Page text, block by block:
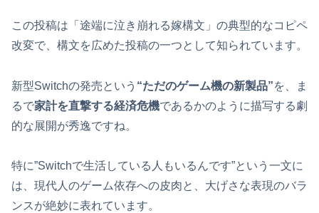
この投稿は「途端に泣き崩れる嫁構文」の典型的なコピペ
改変で、構文を広めた投稿の一つとして知られています。
新型Switchの発売という “ただのゲーム機の新製品”を、ま
るで家計を直撃する経済危機であるかのように描写する劇
的な展開が秀逸ですね。
特に”Switchで生活している人もいるんです”という一文に
は、現代人のゲーム依存への皮肉と、大げさな表現のバラ
ンスが絶妙に表れています。